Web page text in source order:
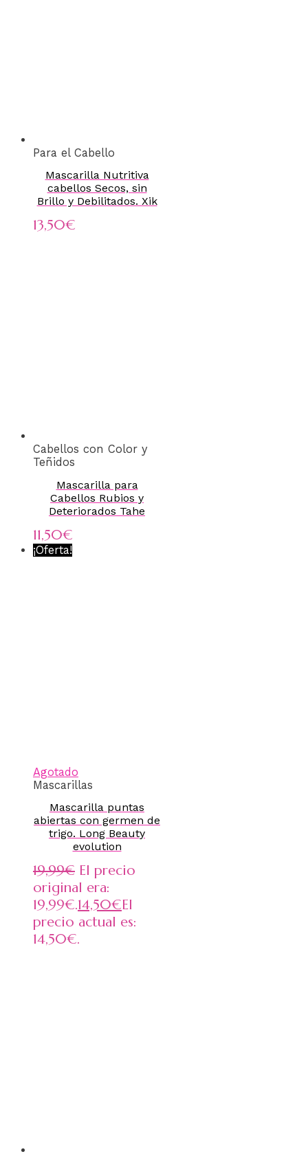
Para el Cabello
Mascarilla Nutritiva
cabellos Secos, sin
Brillo y Debilitados. Xik
13,50€
Cabellos con Color y
Teñidos
Mascarilla para
Cabellos Rubios y
Deteriorados Tahe
11,50€
¡Oferta!
Agotado
Mascarillas
Mascarilla puntas
abiertas con germen de
trigo. Long Beauty
evolution
19,99€ El precio
original era:
19,99€.14,50€El
precio actual es:
14,50€.